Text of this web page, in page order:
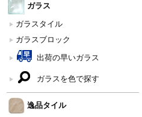
ガラス
ガラスタイル
ガラスブロック
出荷の早いガラス
ガラスを色で探す
逸品タイル